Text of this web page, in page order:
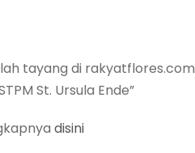
tayang di rakyatflores.com
St. Ursula Ende”
disini